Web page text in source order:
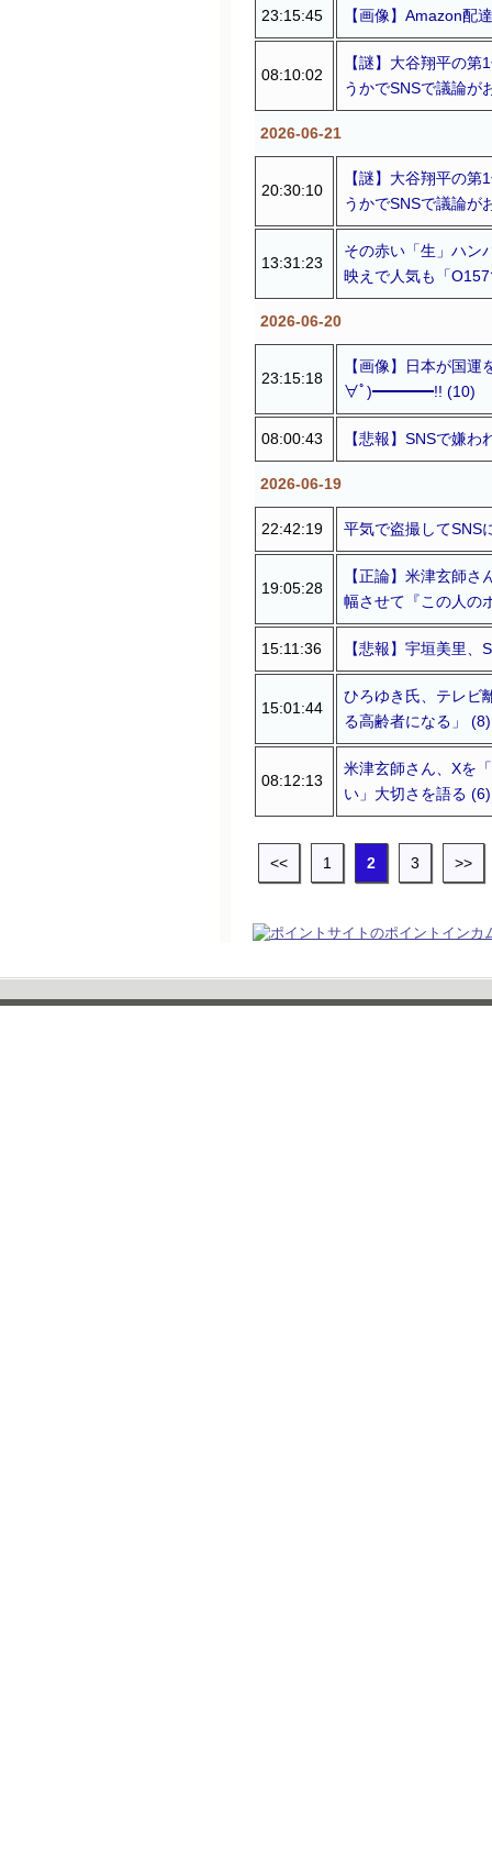
23:15:45 【画像】Amazon配
08:10:02
【謎】大谷翔平の
うかでSNSで議論が
2026-06-21
20:30:10
【謎】大谷翔平の
うかでSNSで議論が
13:31:23
その赤い「生」ハン
映えで人気も「
2026-06-20
23:15:18
【画像】日本が国
∀ﾟ)━━━━!! (10)
08:00:43 【悲報】SNSで嫌
2026-06-19
22:42:19 平気で盗撮してSNS
19:05:28
【正論】米津玄師
幅させて『この人の
15:11:36 【悲報】宇垣美里
15:01:44
ひろゆき氏、テレビ
る高齢者になる」 (8)
08:12:13
米津玄師さん、Xを
い」大切さを語る (6)
<< 1 2 3 >>